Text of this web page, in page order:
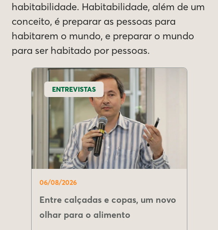
habitabilidade. Habitabilidade, além de um
conceito, é preparar as pessoas para
habitarem o mundo, e preparar o mundo
para ser habitado por pessoas.
ENTREVISTAS
06/08/2026
Entre calçadas e copas, um novo
olhar para o alimento